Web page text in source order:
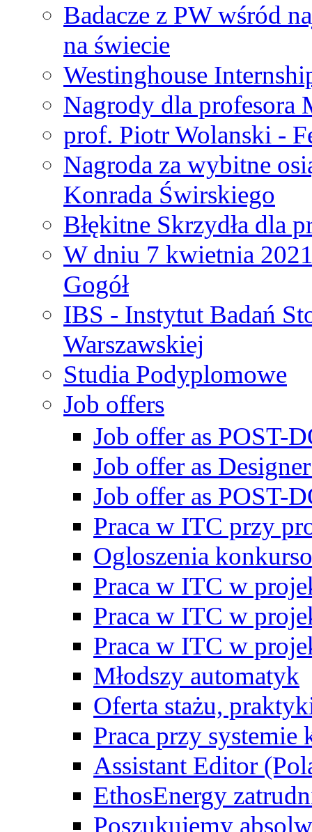
Badacze z PW wśród
na świecie
Westinghouse
Nagrody dla profesora
prof. Piotr Wolanski -
Nagroda za wybitne
Konrada Świrskiego
Błękitne Skrzydła dla
W dniu 7 kwietnia
Gogół
IBS - Instytut Badań
Warszawskiej
Studia Podyplomowe
Job offers
Job offer as POST-
Job offer as
Job offer as POST-
Praca w ITC przy
Ogloszenia
Praca w ITC w
Praca w ITC w
Praca w ITC w
Młodszy automatyk
Oferta stażu,
Praca przy
Assistant Editor
EthosEnergy
Poszukujemy